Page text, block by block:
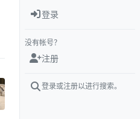
登录
没有帐号？
注册
登录或注册以进行搜索。